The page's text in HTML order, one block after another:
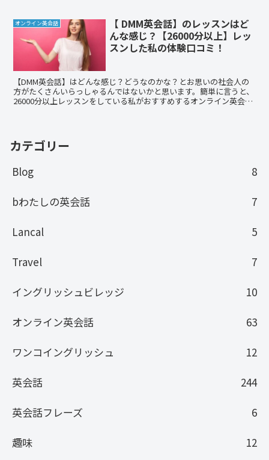
オンライン英会話
【 DMM英会話】のレッスンはど
んな感じ？【26000分以上】レッ
スンした私の体験口コミ！
【DMM英会話】はどんな感じ？どうなのかな？とお思いの社会人の
方がたくさんいらっしゃるんではないかと思います。簡単に言うと、
26000分以上レッスンをしている私がおすすめするオンライン英会話
カテゴリー
Blog
8
bわたしの英会話
7
Lancal
5
Travel
7
イングリッシュビレッジ
10
オンライン英会話
63
ワンコイングリッシュ
12
英会話
244
英会話フレーズ
6
趣味
12